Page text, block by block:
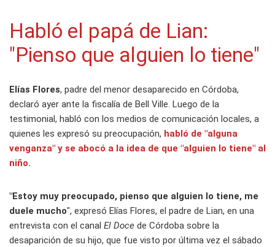
Habló el papá de Lian:
"Pienso que alguien lo tiene"
Elías Flores, padre del menor desaparecido en Córdoba,
declaró ayer ante la fiscalía de Bell Ville. Luego de la
testimonial, habló con los medios de comunicación locales, a
quienes les expresó su preocupación, habló de "alguna
venganza" y se abocó a la idea de que "alguien lo tiene" al
niño.
"Estoy muy preocupado, pienso que alguien lo tiene, me
duele mucho", expresó Elías Flores, el padre de Lian, en una
entrevista con el canal El Doce de Córdoba sobre la
desaparición de su hijo, que fue visto por última vez el sábado